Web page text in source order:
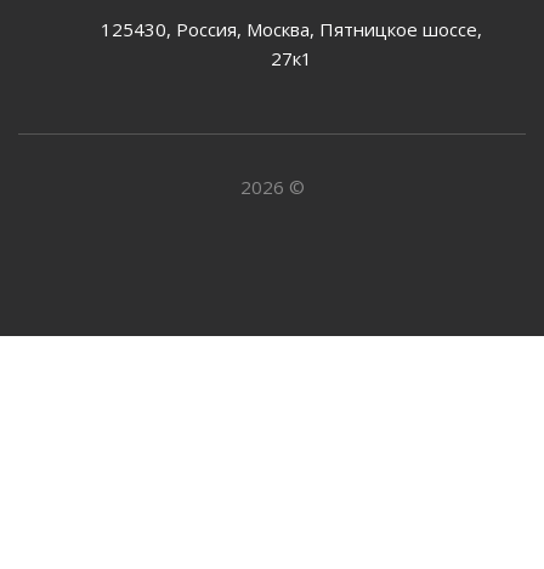
125430, Россия, Москва, Пятницкое шоссе,
27к1
2026 ©